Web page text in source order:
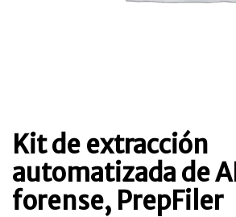
Kit de extracción
automatizada de
forense, PrepFiler